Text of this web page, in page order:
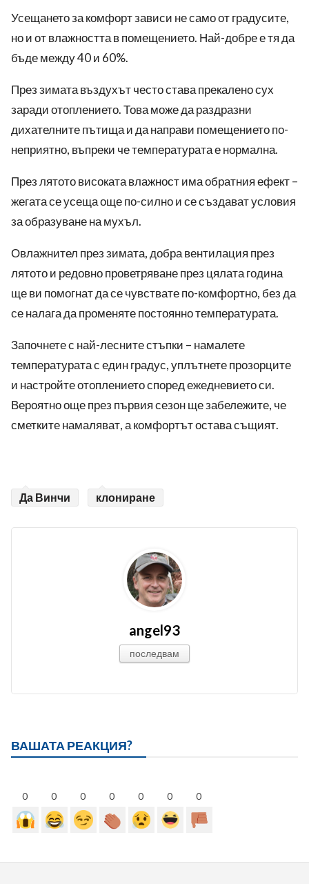
Усещането за комфорт зависи не само от градусите,
но и от влажността в помещението. Най-добре е тя да
бъде между 40 и 60%.
През зимата въздухът често става прекалено сух
заради отоплението. Това може да раздразни
дихателните пътища и да направи помещението по-
неприятно, въпреки че температурата е нормална.
През лятото високата влажност има обратния ефект –
жегата се усеща още по-силно и се създават условия
за образуване на мухъл.
Овлажнител през зимата, добра вентилация през
лятото и редовно проветряване през цялата година
ще ви помогнат да се чувствате по-комфортно, без да
се налага да променяте постоянно температурата.
Започнете с най-лесните стъпки – намалете
температурата с един градус, уплътнете прозорците
и настройте отоплението според ежедневието си.
Вероятно още през първия сезон ще забележите, че
сметките намаляват, а комфортът остава същият.
Да Винчи клониране
angel93
последвам
ВАШАТА РЕАКЦИЯ?
0 0 0 0 0 0 0